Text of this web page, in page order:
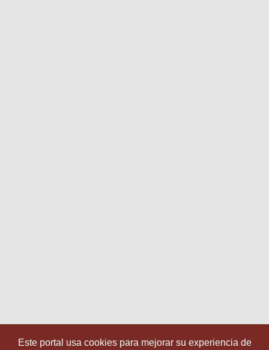
Este portal usa cookies para mejorar su experiencia de